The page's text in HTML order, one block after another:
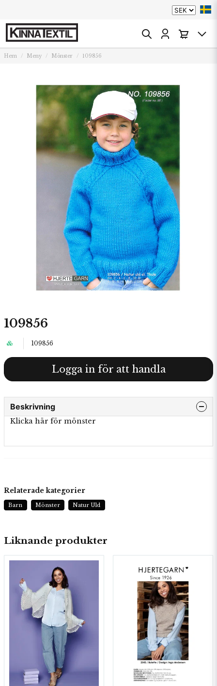
Hem Meny Mönster 109856
109856
109856
Logga in för att handla
Beskrivning
Klicka här för mönster
Liknande produkter
Relaterade kategorier
Barn Mönster Natur Uld